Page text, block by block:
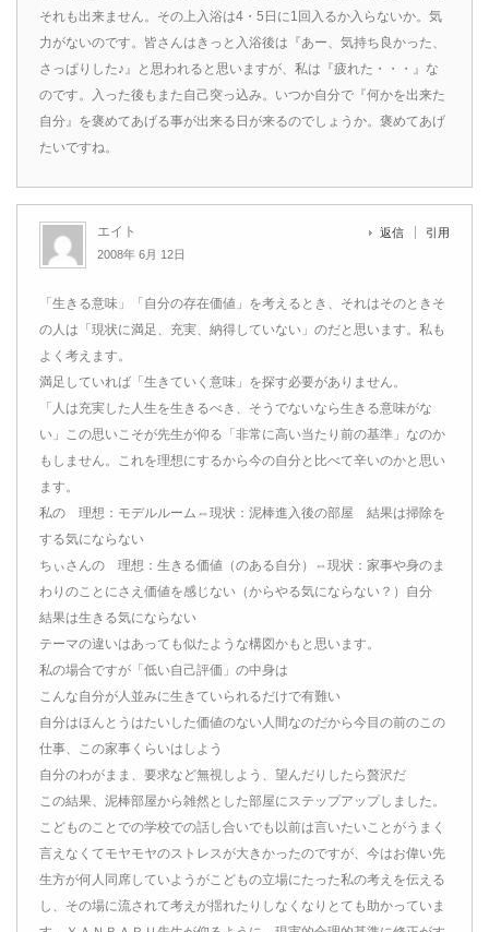
それも出来ません。その上入浴は4・5日に1回入るか入らないか。気
力がないのです。皆さんはきっと入浴後は『あー、気持ち良かった、
さっぱりした♪』と思われると思いますが、私は『疲れた・・・』な
のです。入った後もまた自己突っ込み。いつか自分で『何かを出来た
自分』を褒めてあげる事が出来る日が来るのでしょうか。褒めてあげ
たいですね。
エイト
2008年 6月 12日
返信 引用
「生きる意味」「自分の存在価値」を考えるとき、それはそのときそ
の人は「現状に満足、充実、納得していない」のだと思います。私も
よく考えます。
満足していれば「生きていく意味」を探す必要がありません。
「人は充実した人生を生きるべき、そうでないなら生きる意味がな
い」この思いこそが先生が仰る「非常に高い当たり前の基準」なのか
もしません。これを理想にするから今の自分と比べて辛いのかと思い
ます。
私の 理想：モデルルーム⇔現状：泥棒進入後の部屋 結果は掃除を
する気にならない
ちぃさんの 理想：生きる価値（のある自分）⇔現状：家事や身のま
わりのことにさえ価値を感じない（からやる気にならない？）自分
結果は生きる気にならない
テーマの違いはあっても似たような構図かもと思います。
私の場合ですが「低い自己評価」の中身は
こんな自分が人並みに生きていられるだけで有難い
自分はほんとうはたいした価値のない人間なのだから今目の前のこの
仕事、この家事くらいはしよう
自分のわがまま、要求など無視しよう、望んだりしたら贅沢だ
この結果、泥棒部屋から雑然とした部屋にステップアップしました。
こどものことでの学校での話し合いでも以前は言いたいことがうまく
言えなくてモヤモヤのストレスが大きかったのですが、今はお偉い先
生方が何人同席していようがこどもの立場にたった私の考えを伝える
し、その場に流されて考えが揺れたりしなくなりとても助かっていま